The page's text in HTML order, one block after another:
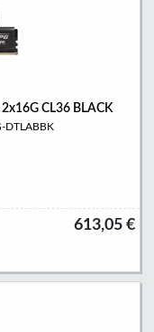
CL36 BLACK
DTLABBK
613,05 €